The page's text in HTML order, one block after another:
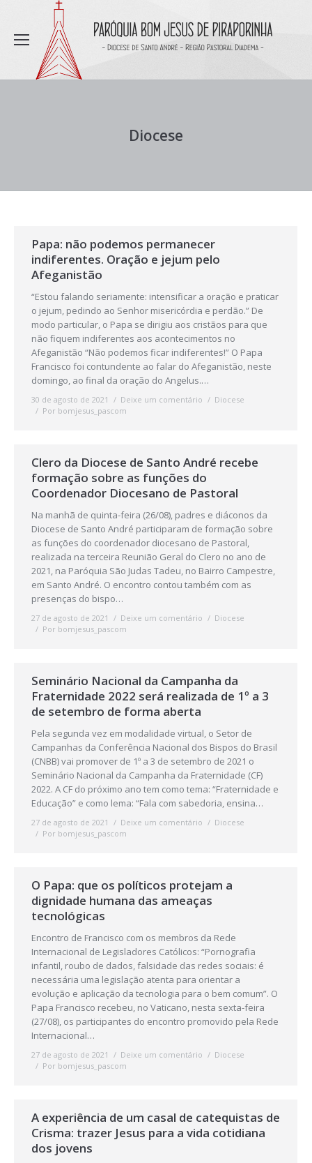
Diocese
Papa: não podemos permanecer
indiferentes. Oração e jejum pelo
Afeganistão
“Estou falando seriamente: intensificar a oração e praticar
o jejum, pedindo ao Senhor misericórdia e perdão.” De
modo particular, o Papa se dirigiu aos cristãos para que
não fiquem indiferentes aos acontecimentos no
Afeganistão “Não podemos ficar indiferentes!” O Papa
Francisco foi contundente ao falar do Afeganistão, neste
domingo, ao final da oração do Angelus.…
30 de agosto de 2021 Deixe um comentário
Diocese
Por bomjesus_pascom
Clero da Diocese de Santo André recebe
formação sobre as funções do
Coordenador Diocesano de Pastoral
Na manhã de quinta-feira (26/08), padres e diáconos da
Diocese de Santo André participaram de formação sobre
as funções do coordenador diocesano de Pastoral,
realizada na terceira Reunião Geral do Clero no ano de
2021, na Paróquia São Judas Tadeu, no Bairro Campestre,
em Santo André. O encontro contou também com as
presenças do bispo…
27 de agosto de 2021 Deixe um comentário
Diocese
Por bomjesus_pascom
Seminário Nacional da Campanha da
Fraternidade 2022 será realizada de 1º a 3
de setembro de forma aberta
Pela segunda vez em modalidade virtual, o Setor de
Campanhas da Conferência Nacional dos Bispos do Brasil
(CNBB) vai promover de 1º a 3 de setembro de 2021 o
Seminário Nacional da Campanha da Fraternidade (CF)
2022. A CF do próximo ano tem como tema: “Fraternidade e
Educação” e como lema: “Fala com sabedoria, ensina…
27 de agosto de 2021 Deixe um comentário
Diocese
Por bomjesus_pascom
O Papa: que os políticos protejam a
dignidade humana das ameaças
tecnológicas
Encontro de Francisco com os membros da Rede
Internacional de Legisladores Católicos: “Pornografia
infantil, roubo de dados, falsidade das redes sociais: é
necessária uma legislação atenta para orientar a
evolução e aplicação da tecnologia para o bem comum”. O
Papa Francisco recebeu, no Vaticano, nesta sexta-feira
(27/08), os participantes do encontro promovido pela Rede
Internacional…
27 de agosto de 2021 Deixe um comentário
Diocese
Por bomjesus_pascom
A experiência de um casal de catequistas de
Crisma: trazer Jesus para a vida cotidiana
dos jovens